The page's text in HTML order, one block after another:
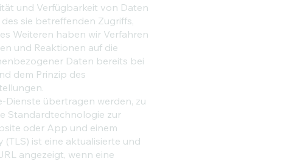
und Verfügbarkeit von Daten
sie betreffenden Zugriffs,
Weiteren haben wir Verfahren
und Reaktionen auf die
Daten bereits bei
dem Prinzip des
Dienste übertragen werden, zu
Standardtechnologie zur
oder App und einem
ist eine aktualisierte und
angezeigt, wenn eine